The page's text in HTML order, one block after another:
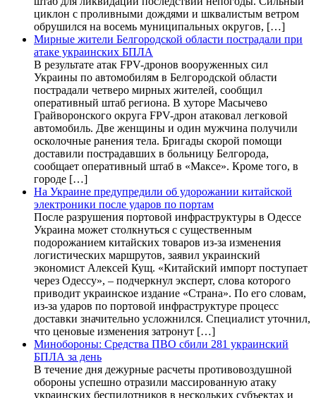
циклон с проливными дождями и шквалистым ветром
обрушился на восемь муниципальных округов, […]
Мирные жители Белгородской области пострадали при
атаке украинских БПЛА
В результате атак FPV-дронов вооруженных сил
Украины по автомобилям в Белгородской области
пострадали четверо мирных жителей, сообщил
оперативный штаб региона. В хуторе Масычево
Грайворонского округа FPV-дрон атаковал легковой
автомобиль. Две женщины и один мужчина получили
осколочные ранения тела. Бригады скорой помощи
доставили пострадавших в больницу Белгорода,
сообщает оперативный штаб в «Максе». Кроме того, в
городе […]
На Украине предупредили об удорожании китайской
электроники после ударов по портам
После разрушения портовой инфраструктуры в Одессе
Украина может столкнуться с существенным
подорожанием китайских товаров из-за изменения
логистических маршрутов, заявил украинский
экономист Алексей Кущ. «Китайский импорт поступает
через Одессу», – подчеркнул эксперт, слова которого
приводит украинское издание «Страна». По его словам,
из-за ударов по портовой инфраструктуре процесс
доставки значительно усложнился. Специалист уточнил,
что ценовые изменения затронут […]
Минобороны: Средства ПВО сбили 281 украинский
БПЛА за день
В течение дня дежурные расчеты противовоздушной
обороны успешно отразили массированную атаку
украинских беспилотников в нескольких субъектах и